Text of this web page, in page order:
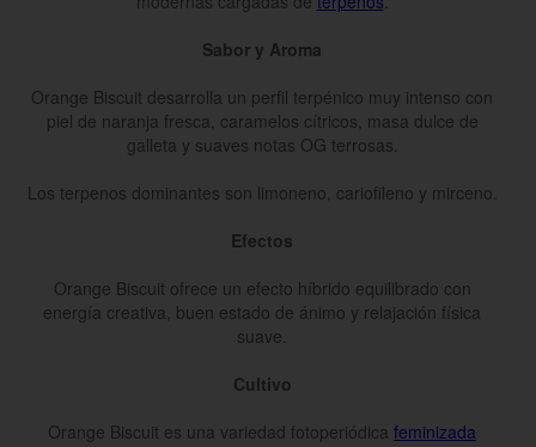
Sabor y Aroma
Orange Biscuit desarrolla un perfil terpénico muy intenso con
piel de naranja fresca, caramelos cítricos, masa dulce de
galleta y suaves notas OG terrosas.
Los terpenos dominantes son limoneno, cariofileno y mirceno.
Efectos
Orange Biscuit ofrece un efecto híbrido equilibrado con
energía creativa, buen estado de ánimo y relajación física
suave.
Cultivo
Orange Biscuit es una variedad fotoperiódica feminizada